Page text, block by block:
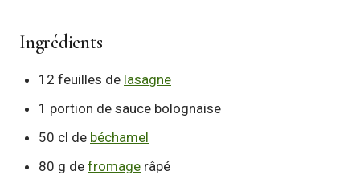
Ingrédients
12 feuilles de lasagne
1 portion de sauce bolognaise
50 cl de béchamel
80 g de fromage râpé